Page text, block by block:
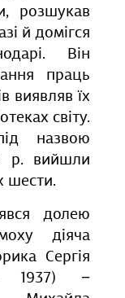
розшукав
й домігся
Він
праць
виявляв їх
світу.
назвою
р. вийшли
шести.
долею
діяча
Сергія
1937) −